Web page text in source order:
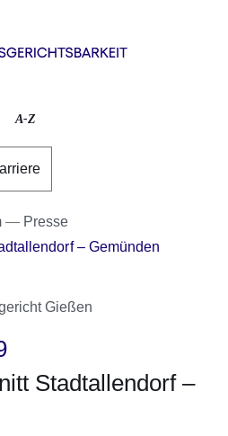
Direkt zum Kopf der
Direkt zum Inhalt
Direkt zum Fuß der
A-Z
Presse
– Gemünden
Gießen
Stadtallendorf –